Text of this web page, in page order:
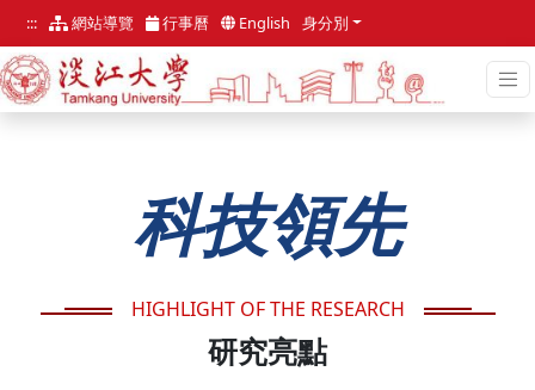
主
要
內
容
::: 網站導覽 行事曆 English 身分別
科技領先
HIGHLIGHT OF THE RESEARCH
研究亮點